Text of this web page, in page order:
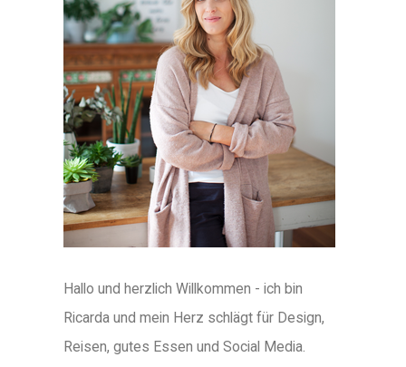
Hallo und herzlich Willkommen - ich bin
Ricarda und mein Herz schlägt für Design,
Reisen, gutes Essen und Social Media.